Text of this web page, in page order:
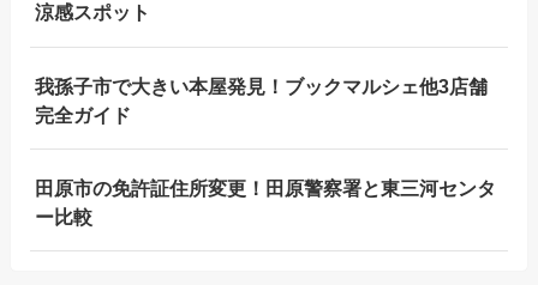
涼感スポット
我孫子市で大きい本屋発見！ブックマルシェ他3店舗
完全ガイド
田原市の免許証住所変更！田原警察署と東三河センタ
ー比較